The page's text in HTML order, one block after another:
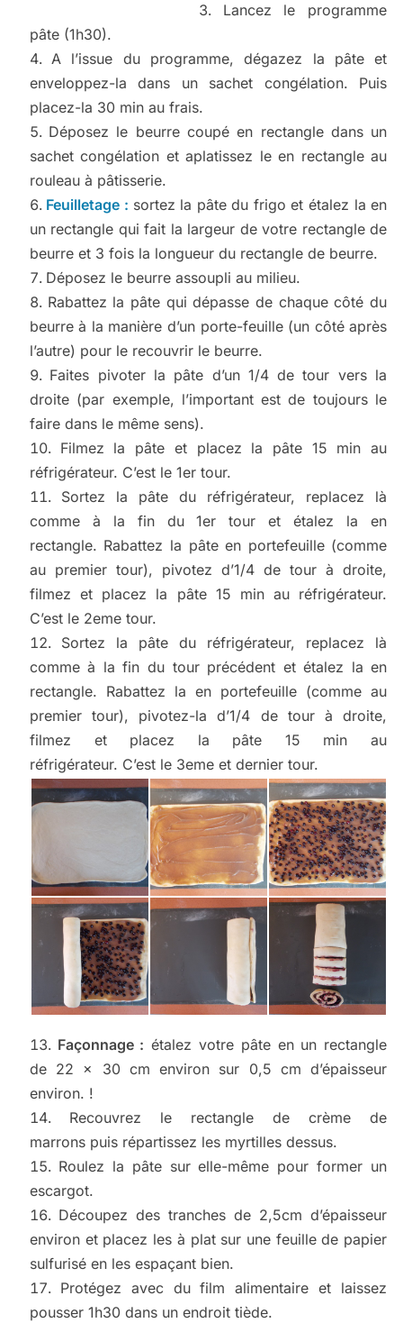
Lancez le programme
pâte (1h30).
A l’issue du programme, dégazez la pâte et
enveloppez-la dans un sachet congélation. Puis
placez-la 30 min au frais.
Déposez le beurre coupé en rectangle dans un
sachet congélation et aplatissez le en rectangle au
rouleau à pâtisserie.
Feuilletage : sortez la pâte du frigo et étalez la en
un rectangle qui fait la largeur de votre rectangle de
beurre et 3 fois la longueur du rectangle de beurre.
Déposez le beurre assoupli au milieu.
Rabattez la pâte qui dépasse de chaque côté du
beurre à la manière d’un porte-feuille (un côté après
l’autre) pour le recouvrir le beurre.
Faites pivoter la pâte d’un 1/4 de tour vers la
droite (par exemple, l’important est de toujours le
faire dans le même sens).
Filmez la pâte et placez la pâte 15 min au
réfrigérateur. C’est le 1er tour.
Sortez la pâte du réfrigérateur, replacez là
comme à la fin du 1er tour et étalez la en
rectangle. Rabattez la pâte en portefeuille (comme
au premier tour), pivotez d’1/4 de tour à droite,
filmez et placez la pâte 15 min au réfrigérateur.
C’est le 2eme tour.
Sortez la pâte du réfrigérateur, replacez là
comme à la fin du tour précédent et étalez la en
rectangle. Rabattez la en portefeuille (comme au
premier tour), pivotez-la d’1/4 de tour à droite,
filmez et placez la pâte 15 min au
réfrigérateur. C’est le 3eme et dernier tour.
Façonnage : étalez votre pâte en un rectangle
de 22 x 30 cm environ sur 0,5 cm d’épaisseur
environ. !
Recouvrez le rectangle de crème de
marrons puis répartissez les myrtilles dessus.
Roulez la pâte sur elle-même pour former un
escargot.
Découpez des tranches de 2,5cm d’épaisseur
environ et placez les à plat sur une feuille de papier
sulfurisé en les espaçant bien.
Protégez avec du film alimentaire et laissez
pousser 1h30 dans un endroit tiède.